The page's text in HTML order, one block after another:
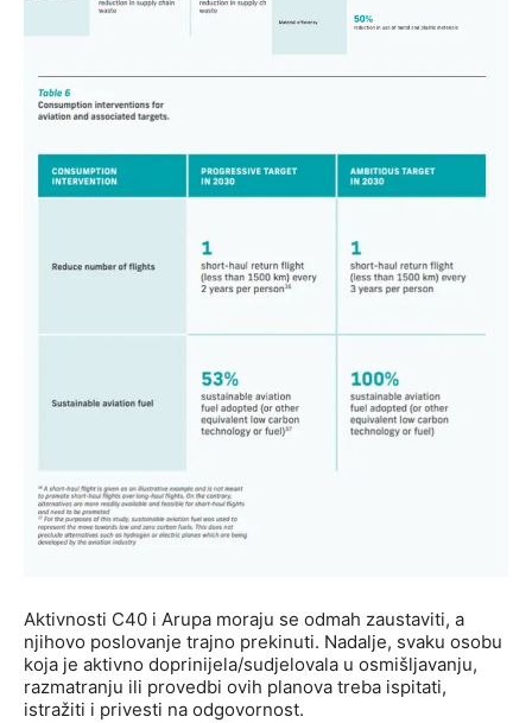
Aktivnosti C40 i Arupa moraju se odmah zaustaviti, a
njihovo poslovanje trajno prekinuti. Nadalje, svaku osobu
koja je aktivno doprinijela/sudjelovala u osmišljavanju,
razmatranju ili provedbi ovih planova treba ispitati,
istražiti i privesti na odgovornost.